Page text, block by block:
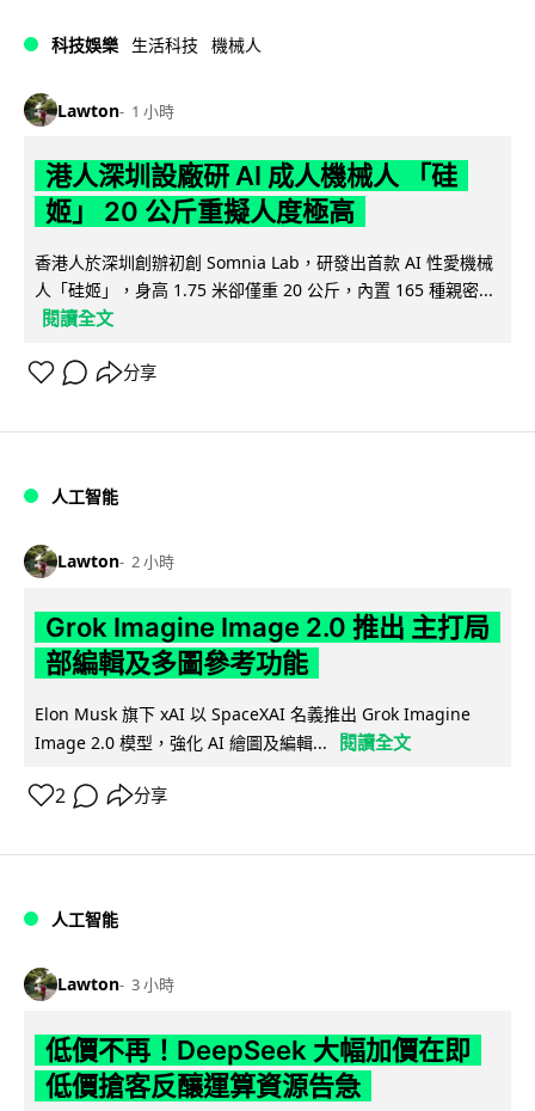
科技娛樂 生活科技 機械人
Lawton 1 小時
港人深圳設廠研 AI 成人機械人 「硅
姬」 20 公斤重擬人度極高
香港人於深圳創辦初創 Somnia Lab，研發出首款 AI 性愛機械
人「硅姬」，身高 1.75 米卻僅重 20 公斤，內置 165 種親密...
閱讀全文
分享
人工智能
Lawton 2 小時
Grok Imagine Image 2.0 推出 主打局
部編輯及多圖參考功能
Elon Musk 旗下 xAI 以 SpaceXAI 名義推出 Grok Imagine
Image 2.0 模型，強化 AI 繪圖及編輯...
閱讀全文
2 分享
人工智能
Lawton 3 小時
低價不再！DeepSeek 大幅加價在即
低價搶客反釀運算資源告急